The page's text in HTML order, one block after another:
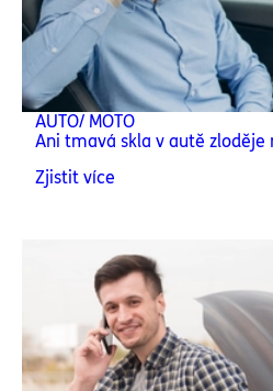
AUTO/ MOTO
Ani tmavá skla v autě zloděje
Zjistit více